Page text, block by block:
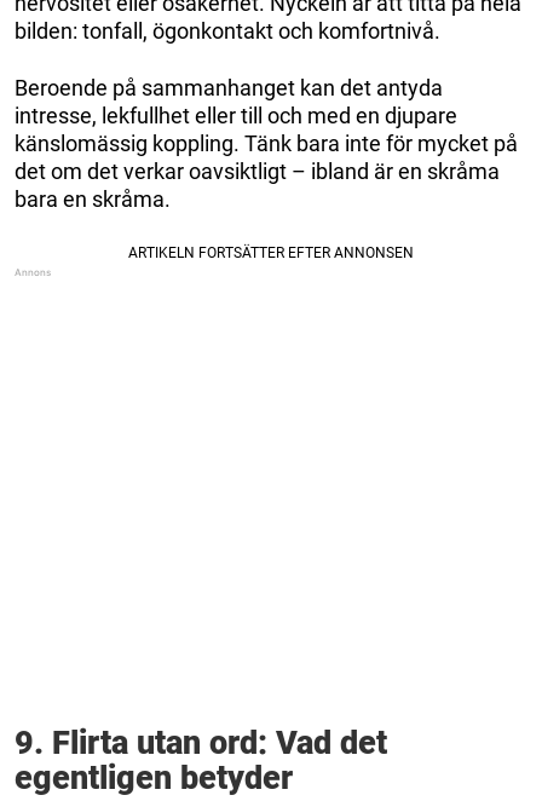
bilden: tonfall, ögonkontakt och komfortnivå.
Beroende på sammanhanget kan det antyda
intresse, lekfullhet eller till och med en djupare
känslomässig koppling. Tänk bara inte för mycket på
det om det verkar oavsiktligt – ibland är en skråma
bara en skråma.
9. Flirta utan ord: Vad det
egentligen betyder